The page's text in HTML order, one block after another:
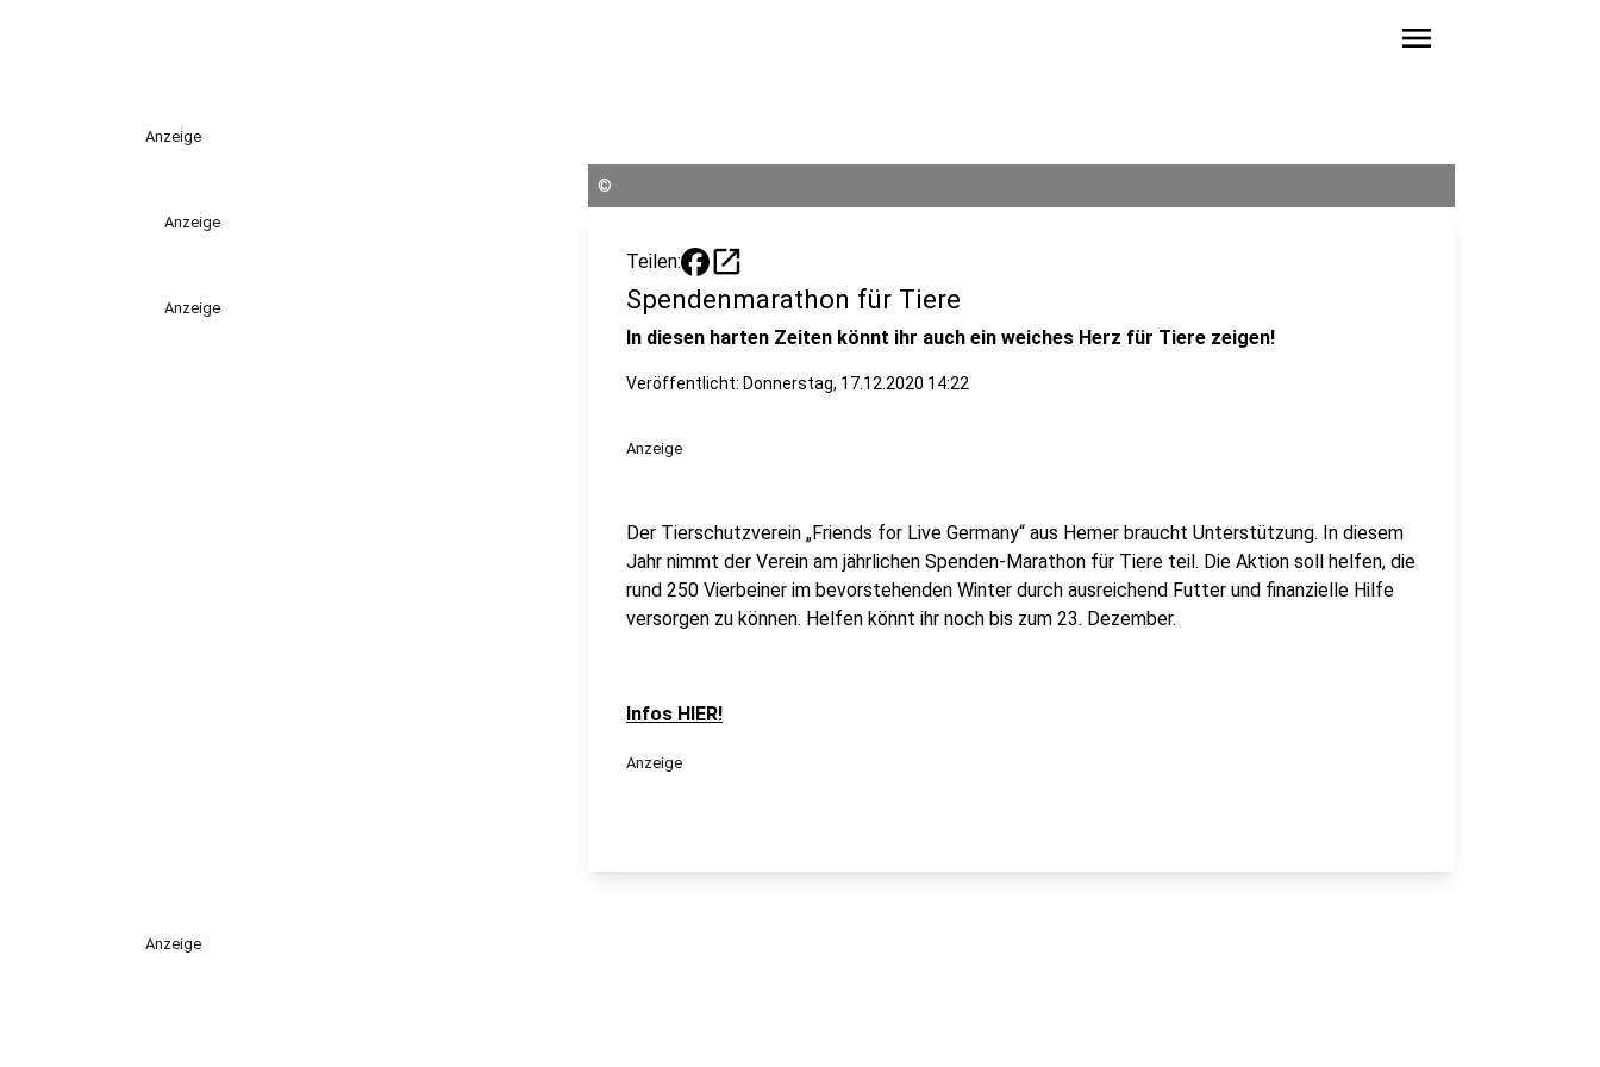
menu
Anzeige
Anzeige
Anzeige
©
Teilen: open_in_new
Spendenmarathon für Tiere
In diesen harten Zeiten könnt ihr auch ein weiches Herz für Tiere zeigen!
Veröffentlicht: Donnerstag, 17.12.2020 14:22
Anzeige
Der Tierschutzverein „Friends for Live Germany“ aus Hemer braucht Unterstützung. In diesem
Jahr nimmt der Verein am jährlichen Spenden-Marathon für Tiere teil. Die Aktion soll helfen, die
rund 250 Vierbeiner im bevorstehenden Winter durch ausreichend Futter und finanzielle Hilfe
versorgen zu können. Helfen könnt ihr noch bis zum 23. Dezember.
Infos HIER!
Anzeige
Anzeige